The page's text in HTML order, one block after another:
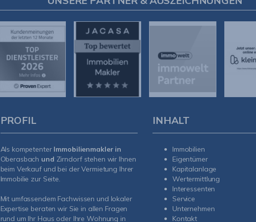
PROFIL
Als kompetenter Immobilienmakler in
Oberasbach und Zirndorf stehen wir Ihnen
beim Verkauf und bei der Vermietung Ihrer
Immobilie zur Seite.
Mit umfassendem Fachwissen und lokaler
Expertise beraten wir Sie in allen Fragen
rund um Ihr Haus oder Ihre Wohnung in
INHALT
Immobilien
Eigentümer
Kapitalanlage
Wertermittlung
Interessenten
Service
Unternehmen
Kontakt